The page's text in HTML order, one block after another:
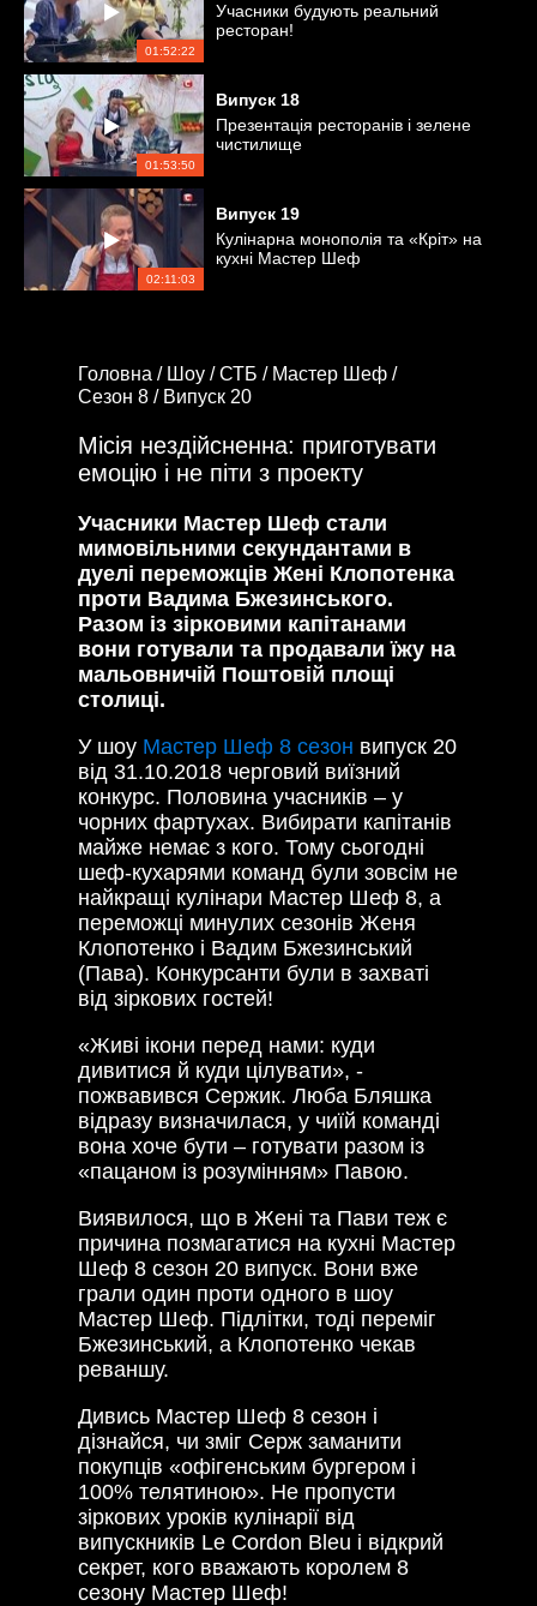
01:52:22
Учасники будують реальний
ресторан!
01:53:50
Випуск 18
Презентація ресторанів і зелене
чистилище
02:11:03
Випуск 19
Кулінарна монополія та «Кріт» на
кухні Мастер Шеф
Головна / Шоу /СТБ / Мастер Шеф /
Сезон 8 / Випуск 20
Місія нездійсненна: приготувати
емоцію і не піти з проекту
Учасники Мастер Шеф стали
мимовільними секундантами в
дуелі переможців Жені Клопотенка
проти Вадима Бжезинського.
Разом із зірковими капітанами
вони готували та продавали їжу на
мальовничій Поштовій площі
столиці.
У шоу Мастер Шеф 8 сезон випуск 20
від 31.10.2018 черговий виїзний
конкурс. Половина учасників – у
чорних фартухах. Вибирати капітанів
майже немає з кого. Тому сьогодні
шеф-кухарями команд були зовсім не
найкращі кулінари Мастер Шеф 8, а
переможці минулих сезонів Женя
Клопотенко і Вадим Бжезинський
(Пава). Конкурсанти були в захваті
від зіркових гостей!
«Живі ікони перед нами: куди
дивитися й куди цілувати», -
пожвавився Сержик. Люба Бляшка
відразу визначилася, у чиїй команді
вона хоче бути – готувати разом із
«пацаном із розумінням» Павою.
Виявилося, що в Жені та Пави теж є
причина позмагатися на кухні Мастер
Шеф 8 сезон 20 випуск. Вони вже
грали один проти одного в шоу
Мастер Шеф. Підлітки, тоді переміг
Бжезинський, а Клопотенко чекав
реваншу.
Дивись Мастер Шеф 8 сезон і
дізнайся, чи зміг Серж заманити
покупців «офігенським бургером і
100% телятиною». Не пропусти
зіркових уроків кулінарії від
випускників Le Cordon Bleu і відкрий
секрет, кого вважають королем 8
сезону Мастер Шеф!